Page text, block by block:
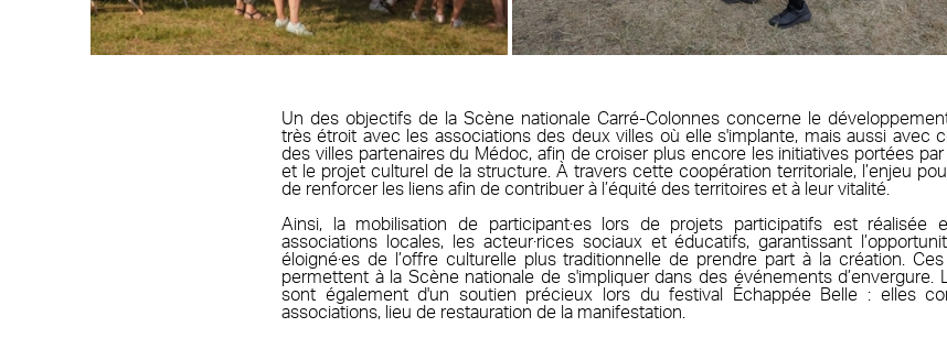
Un des objectifs de la Scène nationale Carré-Colonnes concerne le
très étroit avec les associations des deux villes où elle s'implante, mais aussi avec
des villes partenaires du Médoc, afin de croiser plus encore les initiatives portées
et le projet culturel de la structure. À travers cette coopération territoriale, l’enjeu
de renforcer les liens afin de contribuer à l’équité des territoires et à leur vitalité.
Ainsi, la mobilisation de participant·es lors de projets participatifs est réalisée
associations locales, les acteur·rices sociaux et éducatifs, garantissant
éloigné·es de l’offre culturelle plus traditionnelle de prendre part à la création.
permettent à la Scène nationale de s'impliquer dans des événements d’envergure.
sont également d'un soutien précieux lors du festival Échappée Belle : elles
associations, lieu de restauration de la manifestation.